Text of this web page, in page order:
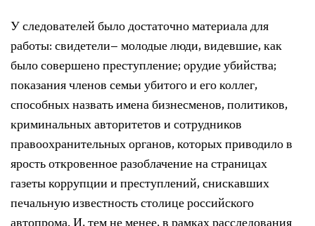
У следователей было достаточно материала для
работы: свидетели– молодые люди, видевшие, как
было совершено преступление; орудие убийства;
показания членов семьи убитого и его коллег,
способных назвать имена бизнесменов, политиков,
криминальных авторитетов и сотрудников
правоохранительных органов, которых приводило в
ярость откровенное разоблачение на страницах
газеты коррупции и преступлений, снискавших
печальную известность столице российского